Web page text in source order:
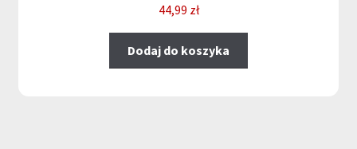
44,99 zł
Dodaj do koszyka